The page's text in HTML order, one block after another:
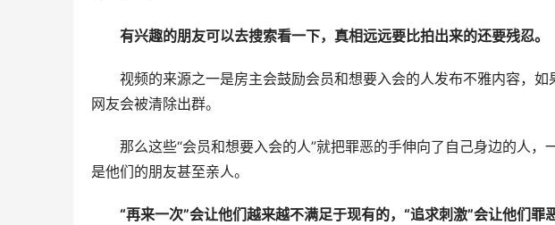
有兴趣的朋友可以去搜索看一下，真相远远要比拍出来的还要残忍。
视频的来源之一是房主会鼓励会员和想要入会的人发布不雅内容，
网友会被清除出群。
那么这些“会员和想要入会的人”就把罪恶的手伸向了自己身边的人
是他们的朋友甚至亲人。
“再来一次”会让他们越来越不满足于现有的，“追求刺激”会让他们